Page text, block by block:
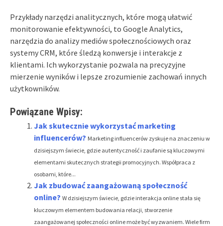
Przykłady narzędzi analitycznych, które mogą ułatwić
monitorowanie efektywności, to Google Analytics,
narzędzia do analizy mediów społecznościowych oraz
systemy CRM, które śledzą konwersje i interakcje z
klientami. Ich wykorzystanie pozwala na precyzyjne
mierzenie wyników i lepsze zrozumienie zachowań innych
użytkowników.
Powiązane Wpisy:
Jak skutecznie wykorzystać marketing
influencerów? Marketing influencerów zyskuje na znaczeniu w
dzisiejszym świecie, gdzie autentyczność i zaufanie są kluczowymi
elementami skutecznych strategii promocyjnych. Współpraca z
osobami, które...
Jak zbudować zaangażowaną społeczność
online? W dzisiejszym świecie, gdzie interakcja online stała się
kluczowym elementem budowania relacji, stworzenie
zaangażowanej społeczności online może być wyzwaniem. Wiele firm